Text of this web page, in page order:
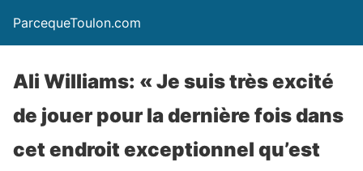
ParcequeToulon.com
Ali Williams: « Je suis très excité
de jouer pour la dernière fois dans
cet endroit exceptionnel qu’est